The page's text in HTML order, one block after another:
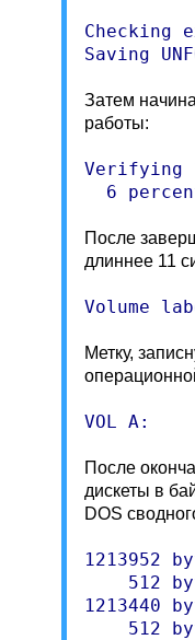
Checking
Saving
Затем
работы:
Verifying
6
После
длиннее 11
Volume
Метку,
VOL A:
После
дискеты в
DOS
1213952
512
1213440
512